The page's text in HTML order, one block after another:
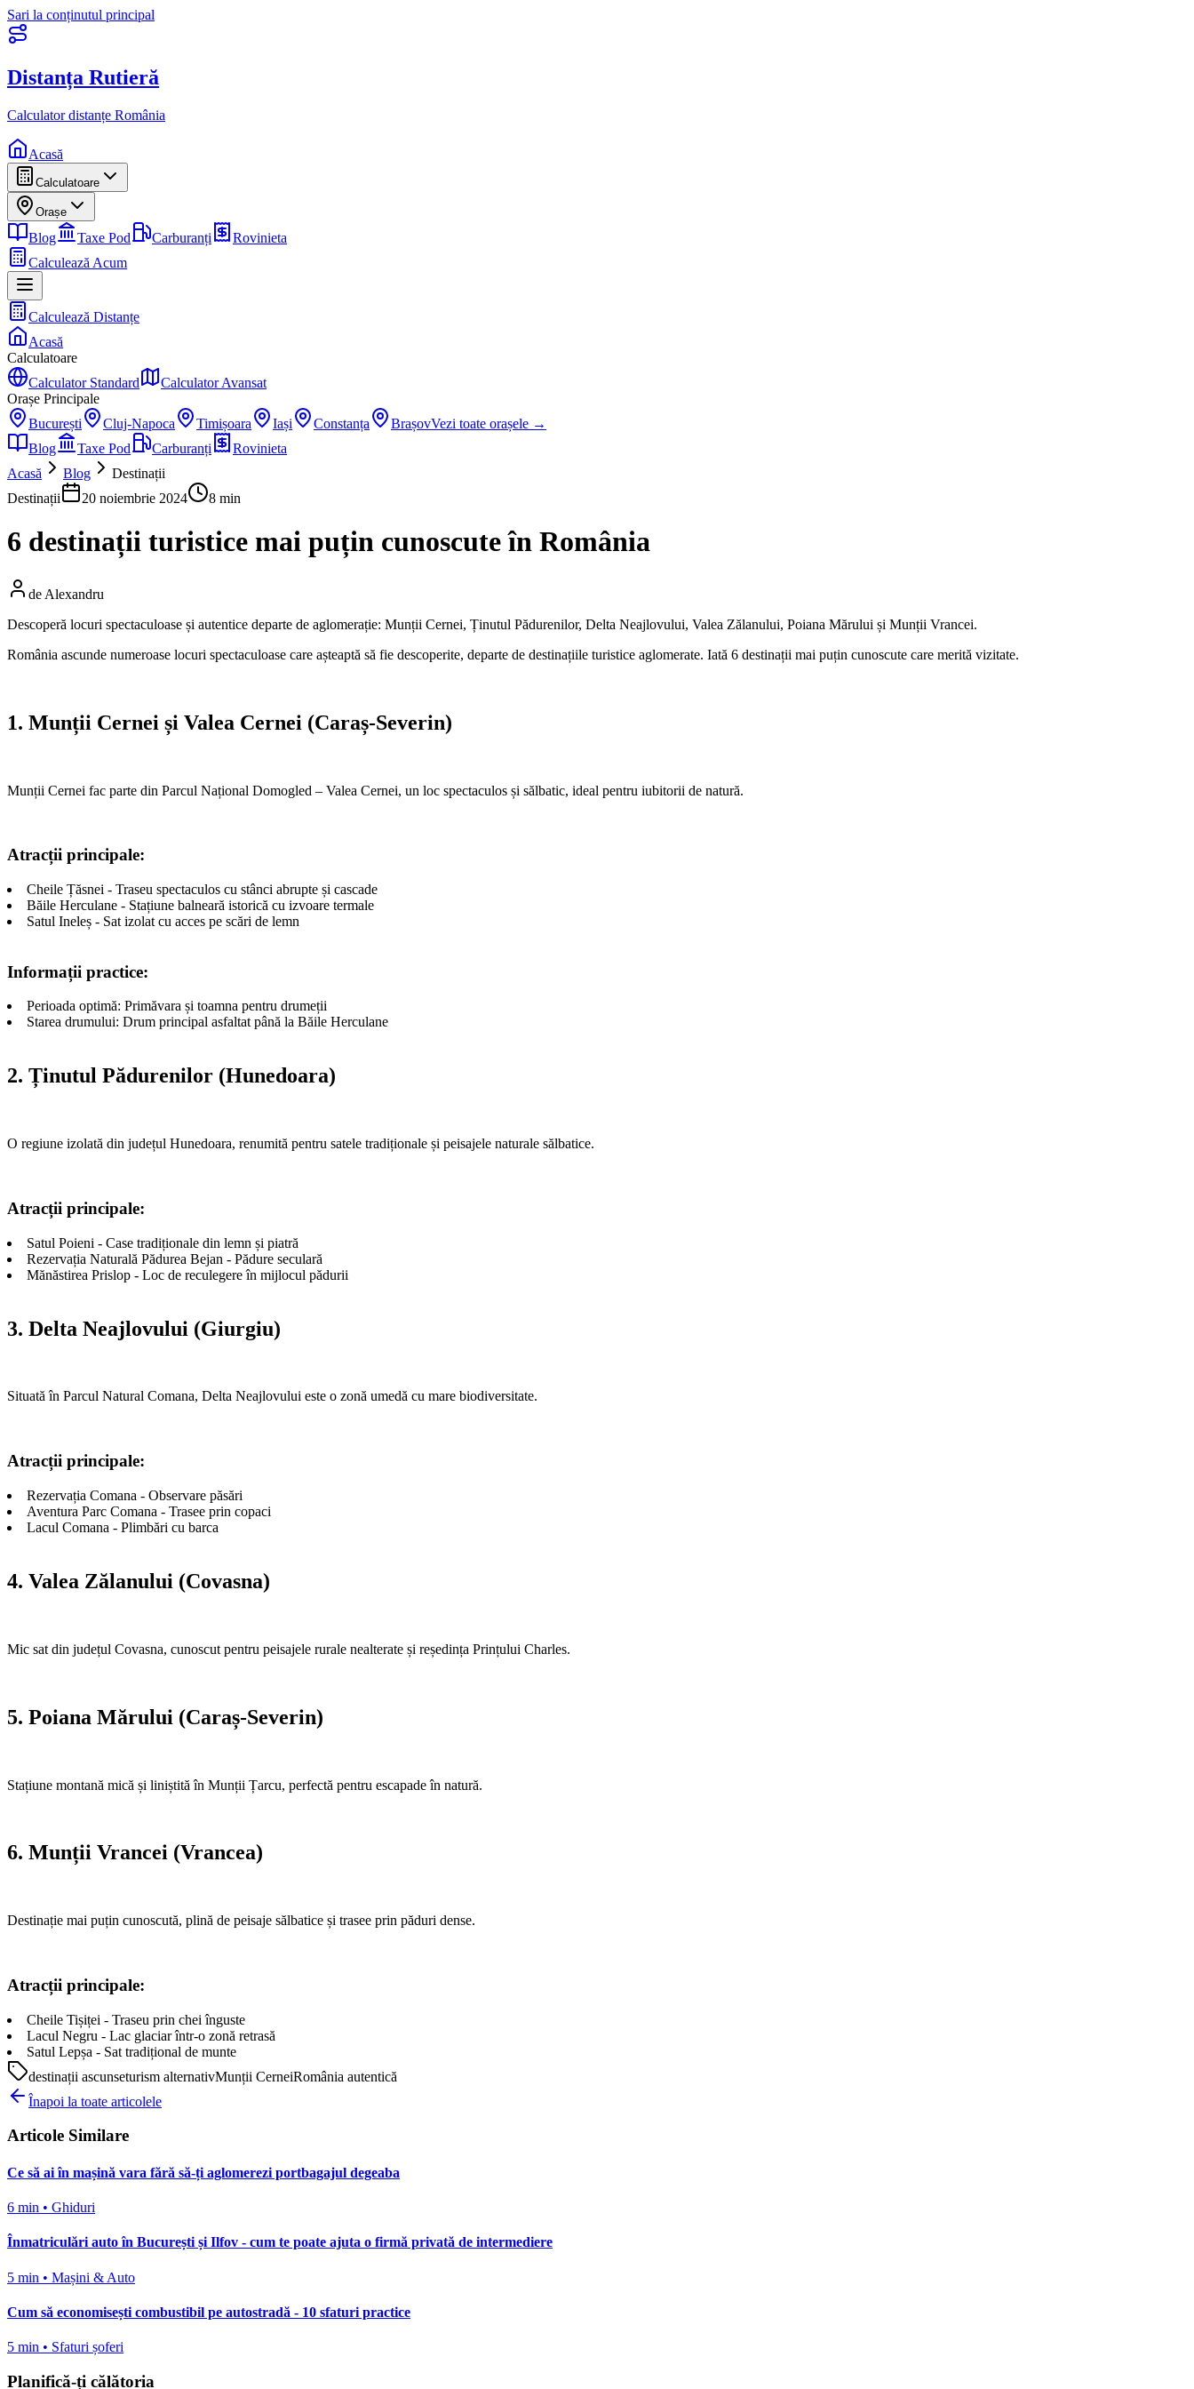
Sari la conținutul principal
Distanța Rutieră
Calculator distanțe România
Acasă
Calculatoare
Orașe
Blog Taxe Pod Carburanți
Rovinieta
Calculează Acum
Calculează Distanțe
Acasă
Calculatoare
Calculator Standard
Calculator Avansat
Orașe Principale
București
Cluj-Napoca Timișoara Iași Constanța BrașovVezi toate orașele →
Blog
Taxe Pod Carburanți
Rovinieta
Acasă
Blog
Destinații
Destinații
20 noiembrie 2024 8 min
6 destinații turistice mai puțin cunoscute în România
de Alexandru
Descoperă locuri spectaculoase și autentice departe de aglomerație: Munții Cernei, Ținutul Pădurenilor, Delta Neajlovului, Valea Zălanului, Poiana Mărului și Munții Vrancei.
România ascunde numeroase locuri spectaculoase care așteaptă să fie descoperite, departe de destinațiile turistice aglomerate. Iată 6 destinații mai puțin cunoscute care merită vizitate.
1. Munții Cernei și Valea Cernei (Caraș-Severin)
Munții Cernei fac parte din Parcul Național Domogled – Valea Cernei, un loc spectaculos și sălbatic, ideal pentru iubitorii de natură.
Atracții principale:
Cheile Țăsnei - Traseu spectaculos cu stânci abrupte și cascade
Băile Herculane - Stațiune balneară istorică cu izvoare termale
Satul Ineleș - Sat izolat cu acces pe scări de lemn
Informații practice:
Perioada optimă: Primăvara și toamna pentru drumeții
Starea drumului: Drum principal asfaltat până la Băile Herculane
2. Ținutul Pădurenilor (Hunedoara)
O regiune izolată din județul Hunedoara, renumită pentru satele tradiționale și peisajele naturale sălbatice.
Atracții principale:
Satul Poieni - Case tradiționale din lemn și piatră
Rezervația Naturală Pădurea Bejan - Pădure seculară
Mănăstirea Prislop - Loc de reculegere în mijlocul pădurii
3. Delta Neajlovului (Giurgiu)
Situată în Parcul Natural Comana, Delta Neajlovului este o zonă umedă cu mare biodiversitate.
Atracții principale:
Rezervația Comana - Observare păsări
Aventura Parc Comana - Trasee prin copaci
Lacul Comana - Plimbări cu barca
4. Valea Zălanului (Covasna)
Mic sat din județul Covasna, cunoscut pentru peisajele rurale nealterate și reședința Prințului Charles.
5. Poiana Mărului (Caraș-Severin)
Stațiune montană mică și liniștită în Munții Țarcu, perfectă pentru escapade în natură.
6. Munții Vrancei (Vrancea)
Destinație mai puțin cunoscută, plină de peisaje sălbatice și trasee prin păduri dense.
Atracții principale:
Cheile Tișiței - Traseu prin chei înguste
Lacul Negru - Lac glaciar într-o zonă retrasă
Satul Lepșa - Sat tradițional de munte
destinații ascunseturism alternativMunții CerneiRomânia autentică
Înapoi la toate articolele
Articole Similare
Ce să ai în mașină vara fără să-ți aglomerezi portbagajul degeaba
6 min • Ghiduri
Înmatriculări auto în București și Ilfov - cum te poate ajuta o firmă privată de intermediere
5 min • Mașini & Auto
Cum să economisești combustibil pe autostradă - 10 sfaturi practice
5 min • Sfaturi șoferi
Planifică-ți călătoria